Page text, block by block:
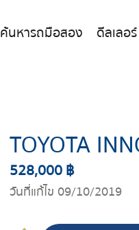
ค้นหารถมือสอง ดีลเลอร์
TOYOTA
528,000 ฿
วันที่แก้ไข 09/10/2019